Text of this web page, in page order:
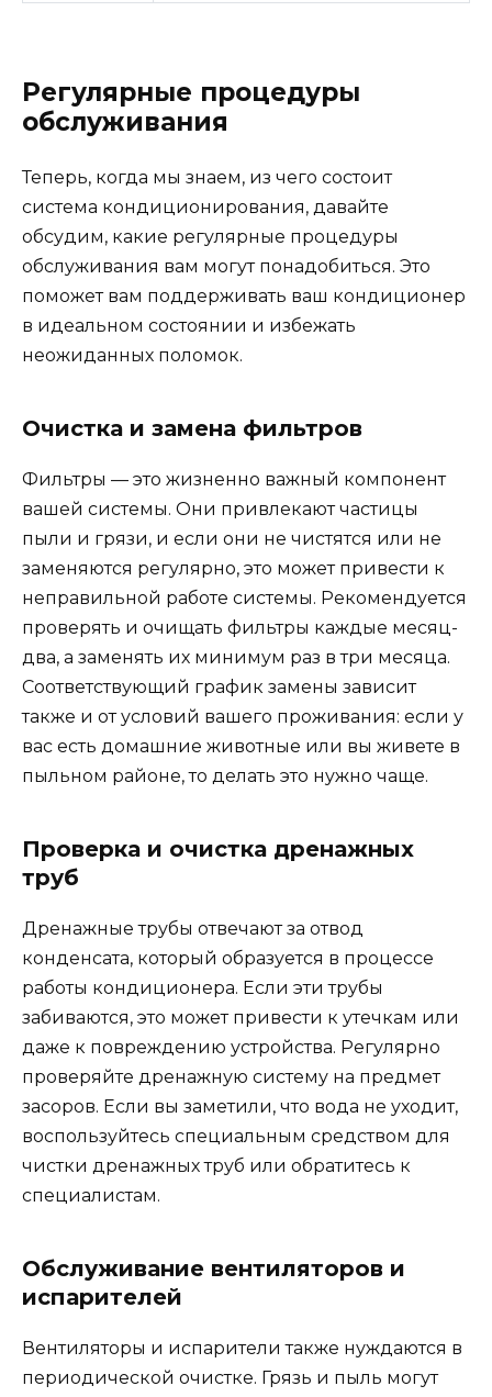
Регулярные процедуры
обслуживания
Теперь, когда мы знаем, из чего состоит
система кондиционирования, давайте
обсудим, какие регулярные процедуры
обслуживания вам могут понадобиться. Это
поможет вам поддерживать ваш кондиционер
в идеальном состоянии и избежать
неожиданных поломок.
Очистка и замена фильтров
Фильтры — это жизненно важный компонент
вашей системы. Они привлекают частицы
пыли и грязи, и если они не чистятся или не
заменяются регулярно, это может привести к
неправильной работе системы. Рекомендуется
проверять и очищать фильтры каждые месяц-
два, а заменять их минимум раз в три месяца.
Соответствующий график замены зависит
также и от условий вашего проживания: если у
вас есть домашние животные или вы живете в
пыльном районе, то делать это нужно чаще.
Проверка и очистка дренажных
труб
Дренажные трубы отвечают за отвод
конденсата, который образуется в процессе
работы кондиционера. Если эти трубы
забиваются, это может привести к утечкам или
даже к повреждению устройства. Регулярно
проверяйте дренажную систему на предмет
засоров. Если вы заметили, что вода не уходит,
воспользуйтесь специальным средством для
чистки дренажных труб или обратитесь к
специалистам.
Обслуживание вентиляторов и
испарителей
Вентиляторы и испарители также нуждаются в
периодической очистке. Грязь и пыль могут